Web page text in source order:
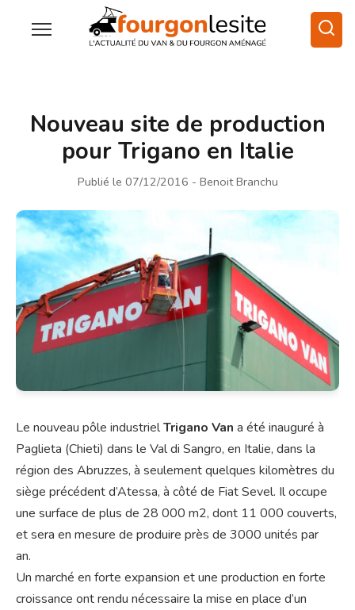
Nouveau site de production
pour Trigano en Italie
Publié le 07/12/2016 - Benoit Branchu
Le nouveau pôle industrielTrigano Van a été inauguré à
Paglieta (Chieti) dans le Val di Sangro, en Italie, dans la
région des Abruzzes, à seulement quelques kilomètres du
siège précédent d’Atessa, à côté de Fiat Sevel. Il occupe
une surface de plus de 28 000 m2, dont 11 000 couverts,
et sera en mesure de produire près de 3000 unités par
an.
Un marché en forte expansion et une production en forte
croissance ont rendu nécessaire la mise en place d’un